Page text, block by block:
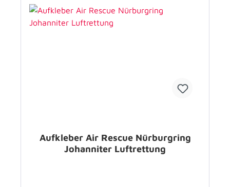
Aufkleber Air Rescue Nürburgring
Johanniter Luftrettung